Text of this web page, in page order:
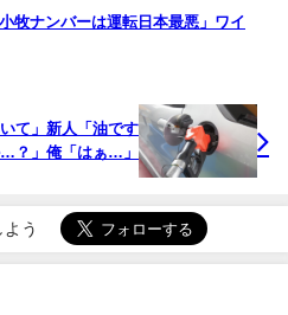
牧ナンバーは運転日本最悪」ワイ
て」新人「油です
？」俺「はぁ…」
う